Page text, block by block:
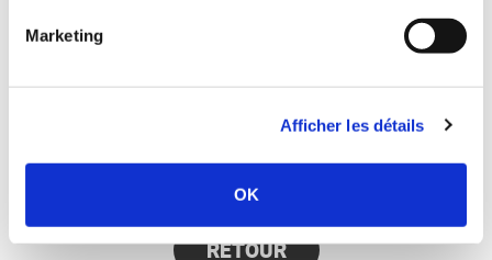
Marketing
Afficher les détails
OK
Frédéric FRAISSE — Synercom France Auvergne /
Rhône-Alpes
04 72 75 98 39 - 06 22 66 52 69
ffraisse@synercom-france.fr
SYNERCOM AUVERGNE / RHÔNE-ALPES
RETOUR